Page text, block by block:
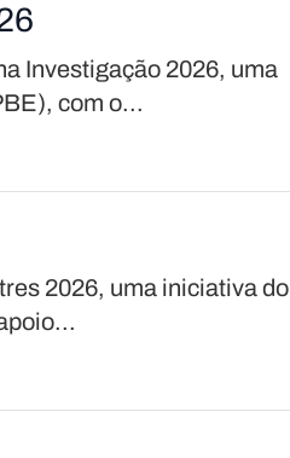
Investigação 2026, uma
com o...
2026, uma iniciativa do